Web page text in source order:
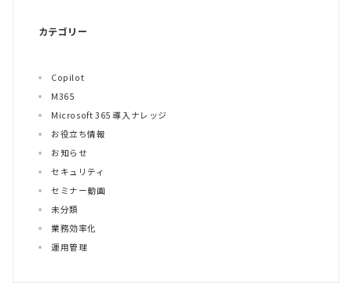
カテゴリー
Copilot
M365
Microsoft 365 導入ナレッジ
お役立ち情報
お知らせ
セキュリティ
セミナー動画
未分類
業務効率化
運用管理